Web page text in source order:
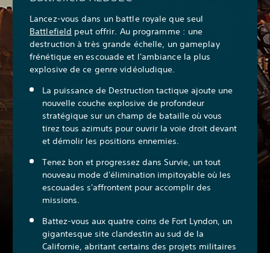
Lancez-vous dans un battle royale que seul
Battlefield peut offrir. Au programme : une
destruction à très grande échelle, un gameplay
frénétique en escouade et l'ambiance la plus
explosive de ce genre vidéoludique.
La puissance de Destruction tactique ajoute une
nouvelle couche explosive de profondeur
stratégique sur un champ de bataille où vous
tirez tous azimuts pour ouvrir la voie droit devant
et démolir les positions ennemies.
Tenez bon et progressez dans Survie, un tout
nouveau mode d'élimination impitoyable où les
escouades s'affrontent pour accomplir des
missions.
Battez-vous aux quatre coins de Fort Lyndon, un
gigantesque site clandestin au sud de la
Californie, abritant certains des projets militaires